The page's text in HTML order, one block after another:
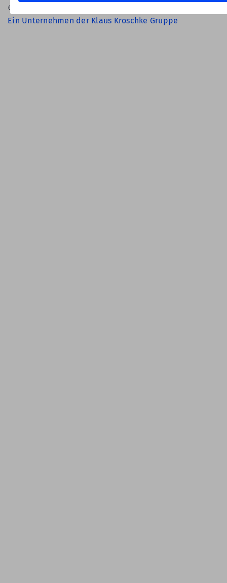
© 2026 Labelident GmbH
Ein Unternehmen der Klaus Kroschke Gruppe